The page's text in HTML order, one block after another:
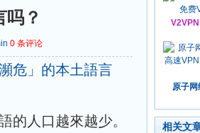
吗？
0 条评论
危」的本土語言
的人口越來越少。
原子
相关文